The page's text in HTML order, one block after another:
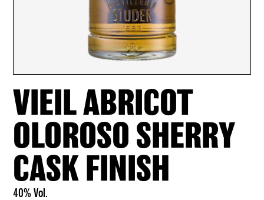
VIEIL ABRICOT
OLOROSO SHERRY
CASK FINISH
40% Vol.